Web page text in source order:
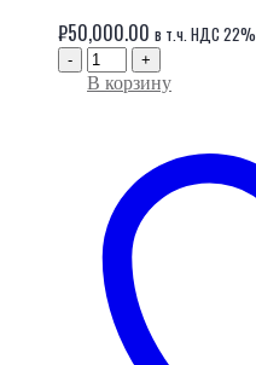
₽50,000.00 в т.ч. НДС 22%
- +
В корзину